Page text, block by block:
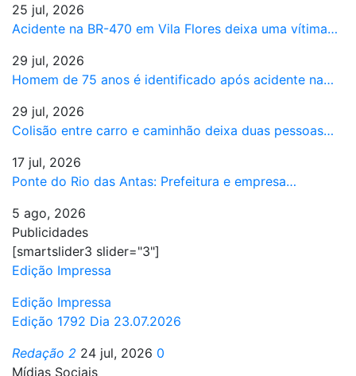
25 jul, 2026
Acidente na BR-470 em Vila Flores deixa uma vítima…
29 jul, 2026
Homem de 75 anos é identificado após acidente na…
29 jul, 2026
Colisão entre carro e caminhão deixa duas pessoas…
17 jul, 2026
Ponte do Rio das Antas: Prefeitura e empresa…
5 ago, 2026
Publicidades
[smartslider3 slider="3"]
Edição Impressa
Edição Impressa
Edição 1792 Dia 23.07.2026
Redação 2 24 jul, 2026 0
Mídias Sociais